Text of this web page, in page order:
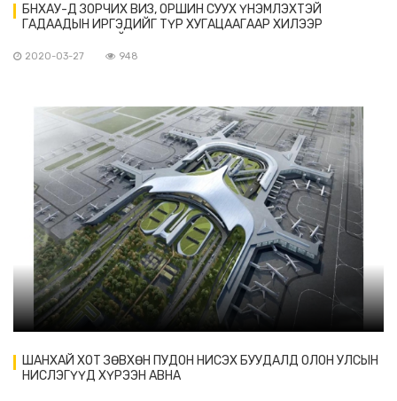
БНХАУ-Д ЗОРЧИХ ВИЗ, ОРШИН СУУХ ҮНЭМЛЭХТЭЙ
ГАДААДЫН ИРГЭДИЙГ ТҮР ХУГАЦААГААР ХИЛЭЭР
2020-03-27 948
ШАНХАЙ ХОТ ЗӨВХӨН ПУДОН НИСЭХ БУУДАЛД ОЛОН УЛСЫН
НИСЛЭГҮҮД ХҮРЭЭН АВНА